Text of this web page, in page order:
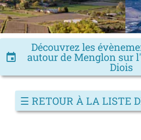
insert_invitation
Découvrez les
autour de Menglon sur
Diois
☰ RETOUR À LA LISTE